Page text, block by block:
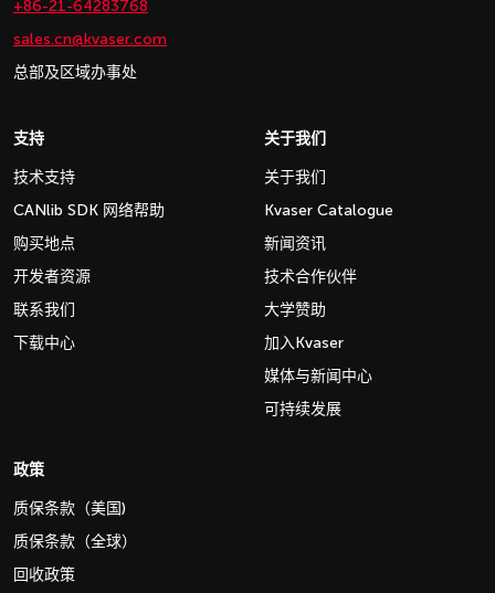
+86-21-64283768
sales.cn@kvaser.com
总部及区域办事处
支持
技术支持
CANlib SDK 网络帮助
购买地点
开发者资源
联系我们
下载中心
关于我们
关于我们
Kvaser Catalogue
新闻资讯
技术合作伙伴
大学赞助
加入Kvaser
媒体与新闻中心
可持续发展
政策
质保条款（美国)
质保条款（全球）
回收政策